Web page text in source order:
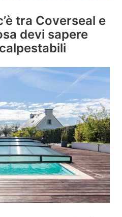
tra Coverseal e
devi sapere